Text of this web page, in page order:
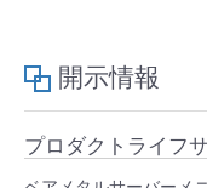
開示情報
プロダクトライフ